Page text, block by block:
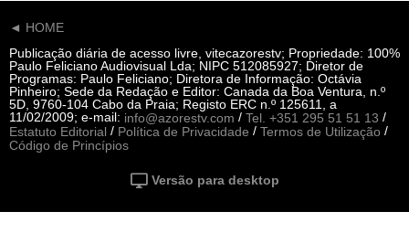
◄ HOME
Publicação diária de acesso livre, vitecazorestv; Propriedade: 100%
Paulo Feliciano Audiovisual Lda; NIPC 512085927; Diretor de
Programas: Paulo Feliciano; Diretora de Informação: Octávia
Pinheiro; Sede da Redação e Editor: Canada da Boa Ventura, n.º
5D, 9760-104 Cabo da Praia; Registo ERC n.º 125611, a
11/02/2009; e-mail: info@azorestv.com / Tel. +351 295 51 51 13 /
Estatuto Editorial / Política de Privacidade / Termos de Utilização /
Código de Princípios
Versão para desktop